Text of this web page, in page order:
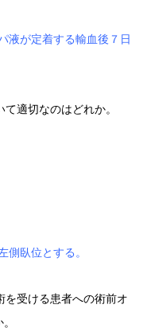
が定着する輸血後７日
適切なのはどれか。
臥位とする。
受ける患者への術前オ